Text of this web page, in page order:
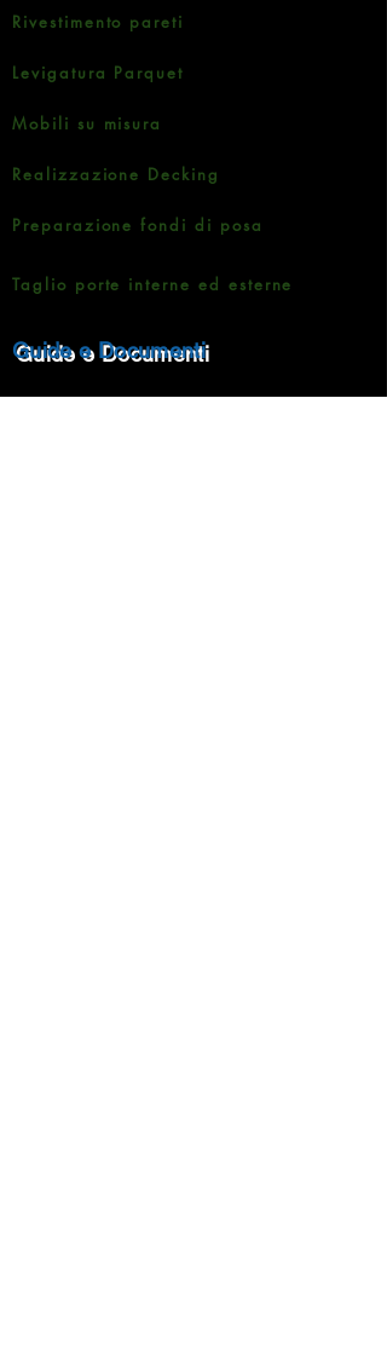
Rivestimento pareti
Levigatura Parquet
Mobili su misura
Realizzazione Decking
Preparazione fondi di posa
Taglio porte interne ed esterne
Guide e Documenti